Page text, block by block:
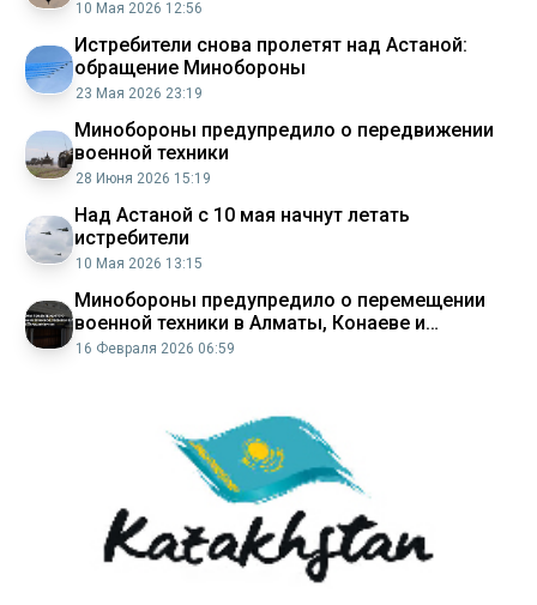
10 Мая 2026 12:56
Истребители снова пролетят над Астаной:
обращение Минобороны
23 Мая 2026 23:19
Минобороны предупредило о передвижении
военной техники
28 Июня 2026 15:19
Над Астаной с 10 мая начнут летать
истребители
10 Мая 2026 13:15
Минобороны предупредило о перемещении
военной техники в Алматы, Конаеве и
Талдыкоргане Аналитический интернет
16 Февраля 2026 06:59